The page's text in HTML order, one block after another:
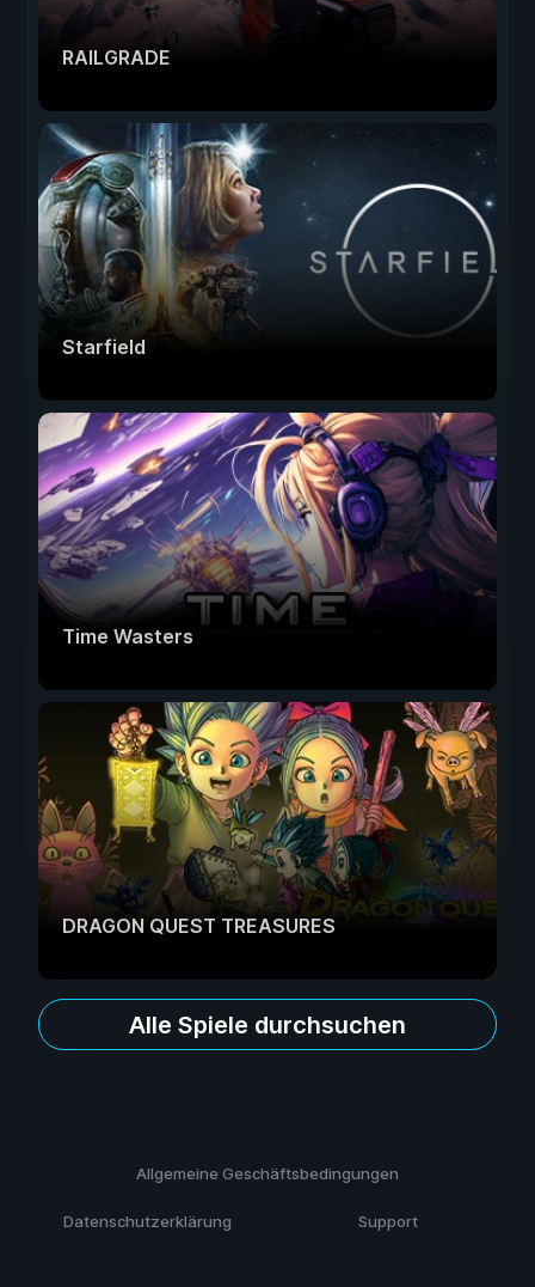
RAILGRADE
Starfield
Time Wasters
DRAGON QUEST TREASURES
Alle Spiele durchsuchen
Allgemeine Geschäftsbedingungen
Datenschutzerklärung Support